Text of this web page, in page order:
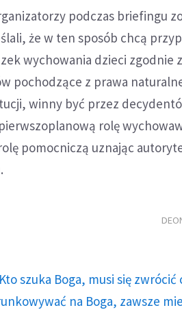
podczas briefingu
że w ten sposób chcą
wychowania dzieci zgodnie
pochodzące z prawa
winny być przez
rolę
pomocniczą uznając
Kto szuka Boga, musi się
na Boga, zawsze